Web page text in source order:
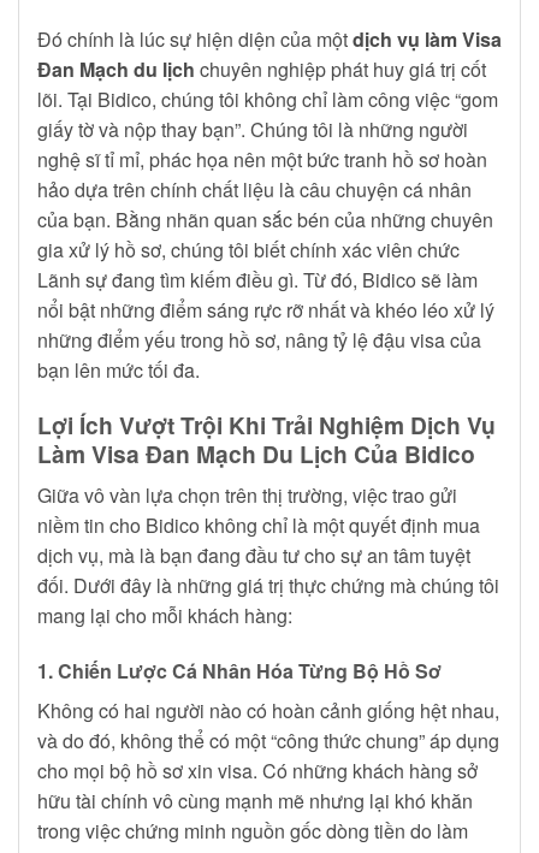
Đó chính là lúc sự hiện diện của mộtdịch vụ làm Visa
Đan Mạch du lịch chuyên nghiệp phát huy giá trị cốt
lõi. Tại Bidico, chúng tôi không chỉ làm công việc “gom
giấy tờ và nộp thay bạn”. Chúng tôi là những người
nghệ sĩ tỉ mỉ, phác họa nên một bức tranh hồ sơ hoàn
hảo dựa trên chính chất liệu là câu chuyện cá nhân
của bạn. Bằng nhãn quan sắc bén của những chuyên
gia xử lý hồ sơ, chúng tôi biết chính xác viên chức
Lãnh sự đang tìm kiếm điều gì. Từ đó, Bidico sẽ làm
nổi bật những điểm sáng rực rỡ nhất và khéo léo xử lý
những điểm yếu trong hồ sơ, nâng tỷ lệ đậu visa của
bạn lên mức tối đa.
Lợi Ích Vượt Trội Khi Trải Nghiệm Dịch Vụ
Làm Visa Đan Mạch Du Lịch Của Bidico
Giữa vô vàn lựa chọn trên thị trường, việc trao gửi
niềm tin cho Bidico không chỉ là một quyết định mua
dịch vụ, mà là bạn đang đầu tư cho sự an tâm tuyệt
đối. Dưới đây là những giá trị thực chứng mà chúng tôi
mang lại cho mỗi khách hàng:
1. Chiến Lược Cá Nhân Hóa Từng Bộ Hồ Sơ
Không có hai người nào có hoàn cảnh giống hệt nhau,
và do đó, không thể có một “công thức chung” áp dụng
cho mọi bộ hồ sơ xin visa. Có những khách hàng sở
hữu tài chính vô cùng mạnh mẽ nhưng lại khó khăn
trong việc chứng minh nguồn gốc dòng tiền do làm